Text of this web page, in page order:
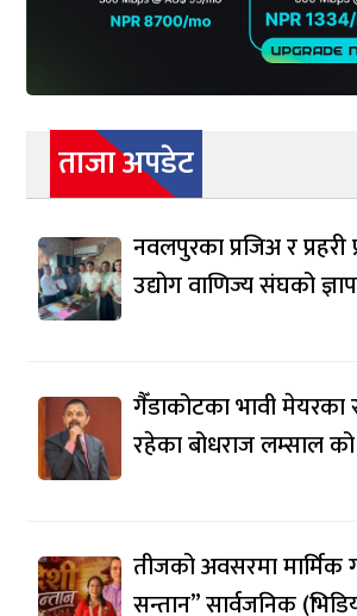
ताजा अपडेट
नवलपुरका प्रजिअ र
उद्योग वाणिज्य संघको
गैँडाकोटका भावी मेयरका
रहेका बोधराज लम्साल
तीजको अवसरमा मार्मिक
सन्तान” सार्वजनिक